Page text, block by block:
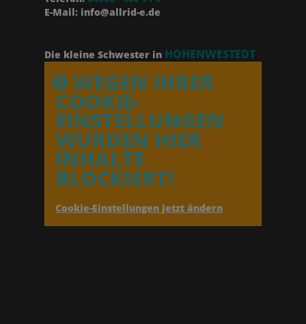
E-Mail: info@allrid-e.de
Die kleine Schwester in HOHENWESTEDT
WEGEN IHRER
COOKIE-
EINSTELLUNGEN
WURDEN HIER
INHALTE
BLOCKIERT!
Cookie-Einstellungen jetzt ändern